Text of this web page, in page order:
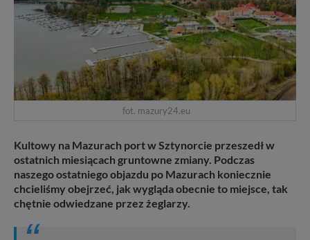
fot. mazury24.eu
Kultowy na Mazurach port w Sztynorcie przeszedł w
ostatnich miesiącach gruntowne zmiany. Podczas
naszego ostatniego objazdu po Mazurach koniecznie
chcieliśmy obejrzeć, jak wygląda obecnie to miejsce, tak
chętnie odwiedzane przez żeglarzy.